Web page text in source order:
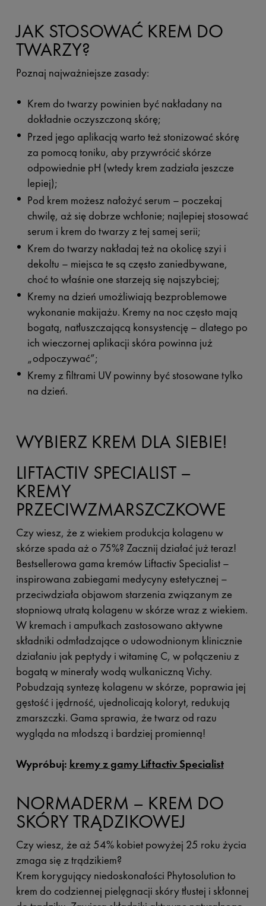
JAK STOSOWAĆ KREM DO
TWARZY?
Poznaj najważniejsze zasady:
Krem do twarzy powinien być nakładany na
dokładnie oczyszczoną skórę;
Przed jego aplikacją warto też stonizować skórę
za pomocą toniku, aby przywrócić skórze
odpowiednie pH (wtedy krem zadziała jeszcze
lepiej);
Pod krem możesz nałożyć serum – poczekaj
chwilę, aż się dobrze wchłonie; najlepiej stosować
serum i krem do twarzy z tej samej serii;
Krem do twarzy nakładaj też na okolicę szyi i
dekoltu – miejsca te są często zaniedbywane,
choć to właśnie one starzeją się najszybciej;
Kremy na dzień umożliwiają bezproblemowe
wykonanie makijażu. Kremy na noc często mają
bogatą, natłuszczającą konsystencję – dlatego po
ich wieczornej aplikacji skóra powinna już
„odpoczywać”;
Kremy z filtrami UV powinny być stosowane tylko
na dzień.
WYBIERZ KREM DLA SIEBIE!
LIFTACTIV SPECIALIST –
KREMY
PRZECIWZMARSZCZKOWE
Czy wiesz, że z wiekiem produkcja kolagenu w
skórze spada aż o 75%? Zacznij działać już teraz!
Bestsellerowa gama kremów Liftactiv Specialist –
inspirowana zabiegami medycyny estetycznej –
przeciwdziała objawom starzenia związanym ze
stopniową utratą kolagenu w skórze wraz z wiekiem.
W kremach i ampułkach zastosowano aktywne
składniki odmładzające o udowodnionym klinicznie
działaniu jak peptydy i witaminę C, w połączeniu z
bogatą w minerały wodą wulkaniczną Vichy.
Pobudzają syntezę kolagenu w skórze, poprawia jej
gęstość i jędrność, ujednolicają koloryt, redukują
zmarszczki. Gama sprawia, że twarz od razu
wygląda na młodszą i bardziej promienną!
Wypróbuj: kremy z gamy Liftactiv Specialist
NORMADERM – KREM DO
SKÓRY TRĄDZIKOWEJ
Czy wiesz, że aż 54% kobiet powyżej 25 roku życia
zmaga się z trądzikiem?
Krem korygujący niedoskonałości Phytosolution to
krem do codziennej pielęgnacji skóry tłustej i skłonnej